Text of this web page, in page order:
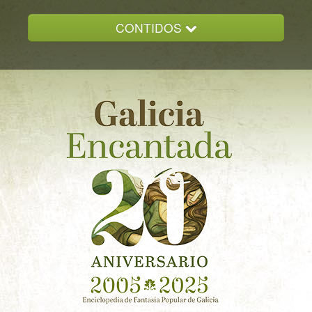
CONTIDOS
GALICIA ENCANTADA
DOCUMENTACION
NOVAS
CONTACTO